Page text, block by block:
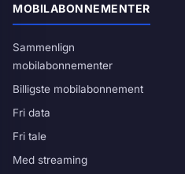
MOBILABONNEMENTER
Sammenlign
mobilabonnementer
Billigste mobilabonnement
Fri data
Fri tale
Med streaming